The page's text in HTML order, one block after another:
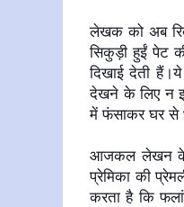
लेखक को अब
सिकुड़ी हुईं पेट
दिखाई देती
देखने के लिए न
में फंसाकर घर से
आजकल लेखन के
प्रेमिका की
करता है कि